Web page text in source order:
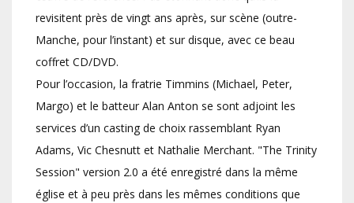
revisitent près de vingt ans après, sur scène (outre-
Manche, pour l’instant) et sur disque, avec ce beau
coffret CD/DVD.
Pour l’occasion, la fratrie Timmins (Michael, Peter,
Margo) et le batteur Alan Anton se sont adjoint les
services d’un casting de choix rassemblant Ryan
Adams, Vic Chesnutt et Nathalie Merchant. "The Trinity
Session" version 2.0 a été enregistré dans la même
église et à peu près dans les mêmes conditions que